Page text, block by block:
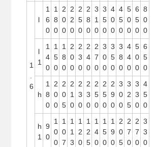
1
6
l
1
6
0
1
8
0
2
0
0
2
2
0
2
5
0
2
8
0
3
1
0
3
5
0
4
0
0
4
5
0
5
0
0
6
5
0
8
0
0
l
1
1
4
0
1
5
0
1
8
0
2
0
0
2
3
0
2
4
0
2
7
0
3
0
0
3
5
0
3
8
0
4
4
0
5
0
0
6
5
0
h
1
8
0
2
0
0
2
0
5
2
1
0
2
3
0
2
3
0
2
5
0
2
5
0
2
9
0
3
0
0
3
2
5
3
3
0
4
5
0
h
1
9
0
1
0
0
1
0
7
1
1
3
1
2
0
1
2
5
1
4
0
1
5
0
1
9
0
2
0
5
2
7
0
2
7
0
3
3
0